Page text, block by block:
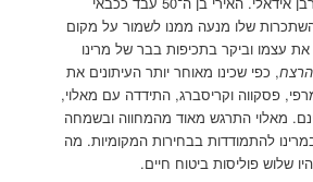
שלו מנעה ממנו לשמור על מקום
עצמו וביקר בתכיפות בבר של מרינו
, כפי שכינו מאוחר יותר העיתונים את
פסקווה וקריסברג, התידדה עם מאלוי,
מאלוי התרגש מאוד מהמחווה ובשמחה
להתמודדות בבחירות המקומיות. מה
שלוש פוליסות ביטוח חיים.